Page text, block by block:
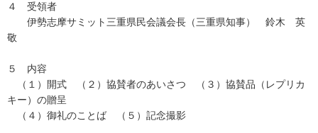
４ 受領者
伊勢志摩サミット三重県民会議会長（三重県知事） 鈴木 英
敬
５ 内容
（１）開式 （２）協賛者のあいさつ （３）協賛品（レプリカ
キー）の贈呈
（４）御礼のことば （５）記念撮影